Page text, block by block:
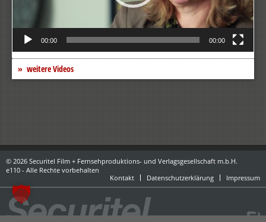
00:00 00:00
weitere Videos
© 2026 Securitel Film + Fernsehproduktions- und Verlagsgesellschaft m.b.H.
e110 - Alle Rechte vorbehalten
Kontakt
Datenschutzerklärung Impressum
powered by danubius